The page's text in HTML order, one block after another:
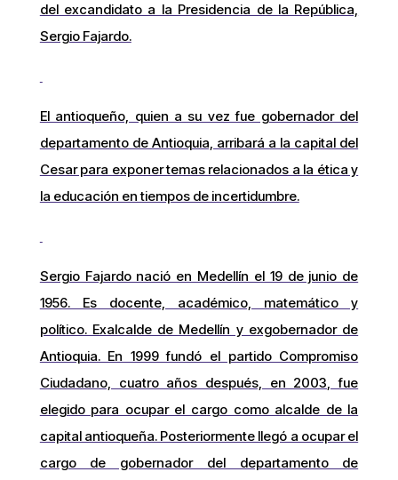
del excandidato a la Presidencia de la República,
Sergio Fajardo.
El antioqueño, quien a su vez fue gobernador del
departamento de Antioquia, arribará a la capital del
Cesar para exponer temas relacionados a la ética y
la educación en tiempos de incertidumbre.
Sergio Fajardo nació en Medellín el 19 de junio de
1956. Es docente, académico, matemático y
político. Exalcalde de Medellín y exgobernador de
Antioquia. En 1999 fundó el partido Compromiso
Ciudadano, cuatro años después, en 2003, fue
elegido para ocupar el cargo como alcalde de la
capital antioqueña. Posteriormente llegó a ocupar el
cargo de gobernador del departamento de